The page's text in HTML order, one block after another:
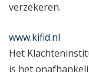
verzekeren.
www.kifid.nl
Het
is het